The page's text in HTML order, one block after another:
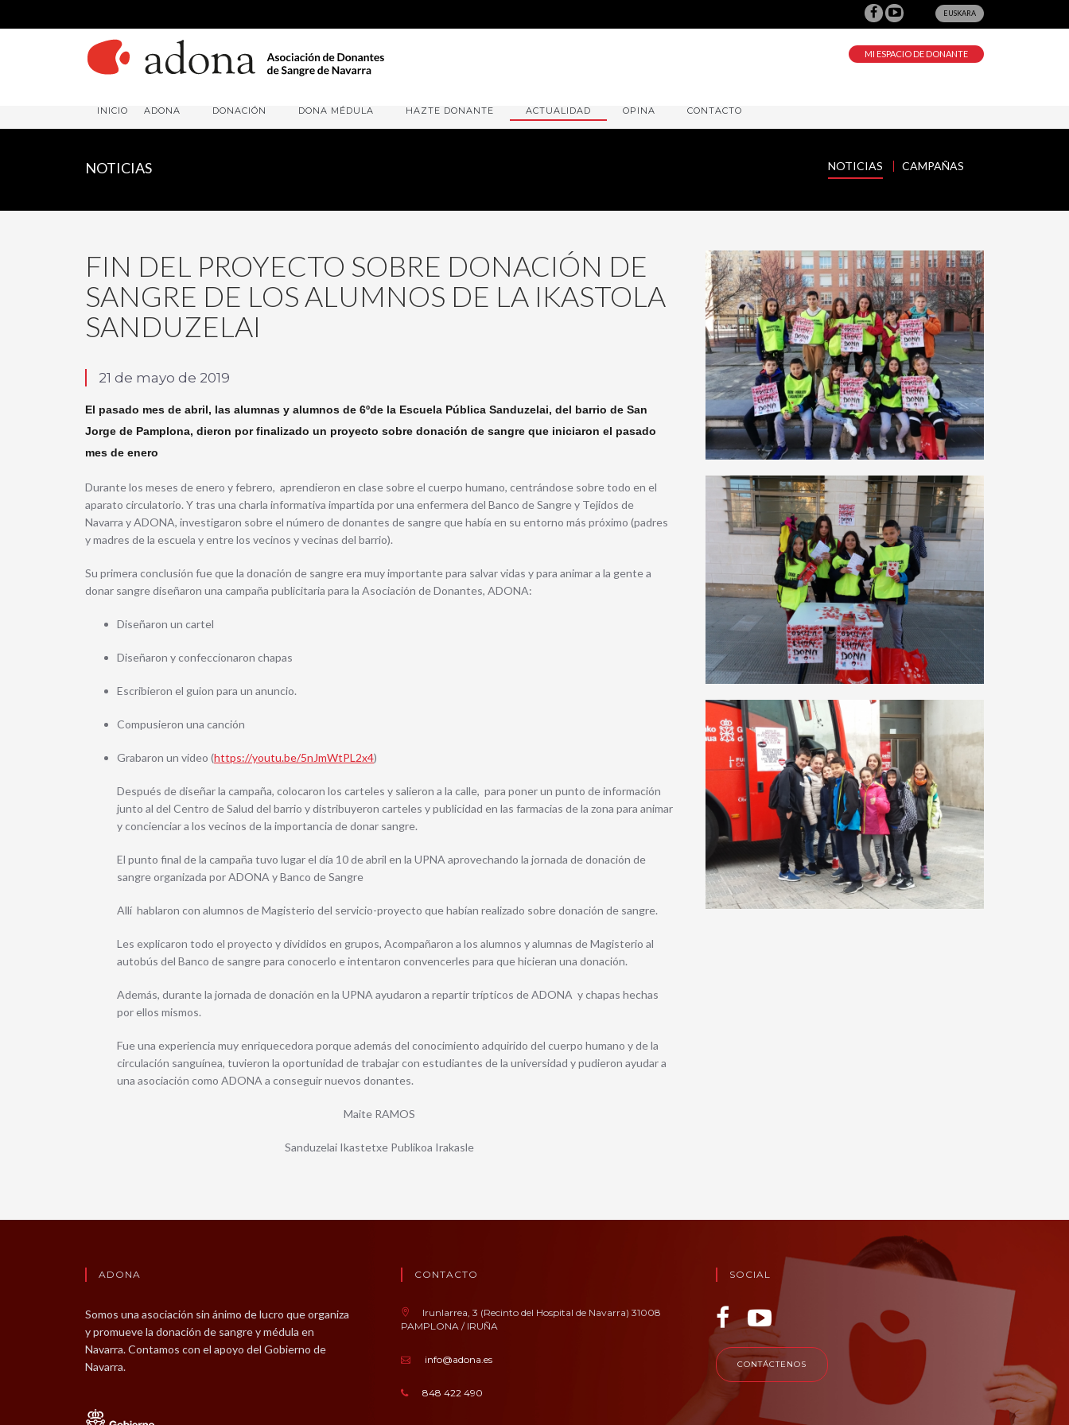
EUSKARA
MI ESPACIO DE DONANTE
INICIO ADONA DONACIÓN DONA MÉDULA HAZTE DONANTE ACTUALIDAD OPINA CONTACTO
NOTICIAS NOTICIAS CAMPAÑAS
FIN DEL PROYECTO SOBRE DONACIÓN DE
SANGRE DE LOS ALUMNOS DE LA IKASTOLA
SANDUZELAI
21 de mayo de 2019
El pasado mes de abril, las alumnas y alumnos de 6ºde la Escuela Pública Sanduzelai, del barrio de San
Jorge de Pamplona, dieron por finalizado un proyecto sobre donación de sangre que iniciaron el pasado
mes de enero
Durante los meses de enero y febrero, aprendieron en clase sobre el cuerpo humano, centrándose sobre todo en el
aparato circulatorio. Y tras una charla informativa impartida por una enfermera del Banco de Sangre y Tejidos de
Navarra y ADONA, investigaron sobre el número de donantes de sangre que había en su entorno más próximo (padres
y madres de la escuela y entre los vecinos y vecinas del barrio).
Su primera conclusión fue que la donación de sangre era muy importante para salvar vidas y para animar a la gente a
donar sangre diseñaron una campaña publicitaria para la Asociación de Donantes, ADONA:
Diseñaron un cartel
Diseñaron y confeccionaron chapas
Escribieron el guion para un anuncio.
Compusieron una canción
Grabaron un video (https://youtu.be/5nJmWtPL2x4)
Después de diseñar la campaña, colocaron los carteles y salieron a la calle, para poner un punto de información
junto al del Centro de Salud del barrio y distribuyeron carteles y publicidad en las farmacias de la zona para animar
y concienciar a los vecinos de la importancia de donar sangre.
El punto final de la campaña tuvo lugar el día 10 de abril en la UPNA aprovechando la jornada de donación de
sangre organizada por ADONA y Banco de Sangre
Allí hablaron con alumnos de Magisterio del servicio-proyecto que habían realizado sobre donación de sangre.
Les explicaron todo el proyecto y divididos en grupos, Acompañaron a los alumnos y alumnas de Magisterio al
autobús del Banco de sangre para conocerlo e intentaron convencerles para que hicieran una donación.
Además, durante la jornada de donación en la UPNA ayudaron a repartir trípticos de ADONA y chapas hechas
por ellos mismos.
Fue una experiencia muy enriquecedora porque además del conocimiento adquirido del cuerpo humano y de la
circulación sanguínea, tuvieron la oportunidad de trabajar con estudiantes de la universidad y pudieron ayudar a
una asociación como ADONA a conseguir nuevos donantes.
Maite RAMOS
Sanduzelai Ikastetxe Publikoa Irakasle
ADONA
Somos una asociación sin ánimo de lucro que organiza
y promueve la donación de sangre y médula en
Navarra. Contamos con el apoyo del Gobierno de
Navarra.
CONTACTO
Irunlarrea, 3 (Recinto del Hospital de Navarra) 31008
PAMPLONA / IRUÑA
info@adona.es
848 422 490
SOCIAL
CONTÁCTENOS